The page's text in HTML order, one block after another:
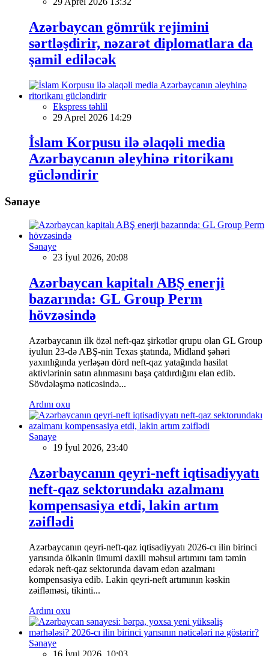
Azərbaycan gömrük rejimini
sərtləşdirir, nəzarət diplomatlara da
şamil ediləcək
Ekspress təhlil
29 Aprel 2026 14:29
İslam Korpusu ilə əlaqəli media
Azərbaycanın əleyhinə ritorikanı
gücləndirir
Sənaye
Sənaye
23 İyul 2026, 20:08
Azərbaycan kapitalı ABŞ enerji
bazarında: GL Group Perm
hövzəsində
Azərbaycanın ilk özəl neft-qaz şirkətlər qrupu olan GL Group
iyulun 23-də ABŞ-nin Texas ştatında, Midland şəhəri
yaxınlığında yerləşən dörd neft-qaz yatağında hasilat
aktivlərinin satın alınmasını başa çatdırdığını elan edib.
Sövdələşmə nəticəsində...
Ardını oxu
Sənaye
19 İyul 2026, 23:40
Azərbaycanın qeyri-neft iqtisadiyyatı
neft-qaz sektorundakı azalmanı
kompensasiya etdi, lakin artım
zəiflədi
Azərbaycanın qeyri-neft-qaz iqtisadiyyatı 2026-cı ilin birinci
yarısında ölkənin ümumi daxili məhsul artımını tam təmin
edərək neft-qaz sektorunda davam edən azalmanı
kompensasiya edib. Lakin qeyri-neft artımının kəskin
zəifləməsi, tikinti...
Ardını oxu
Sənaye
16 İyul 2026, 10:03